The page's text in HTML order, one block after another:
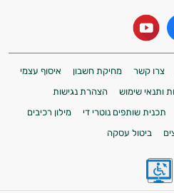
צרו קשר מחיקת חשבון
איסוף עצמי
ותנאי שימוש
הצהרת נגישות
תכנית שותפים נוטרי די
מילון רכיבים
ביטול עסקה